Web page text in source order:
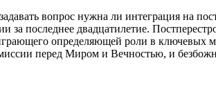
вопрос нужна ли интеграция на
последнее двадцатилетие.
определяющей роли в
перед Миром и Вечностью, и